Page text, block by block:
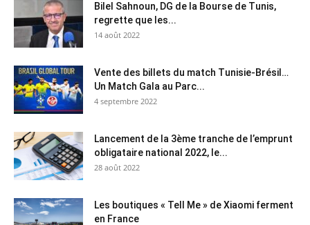
Bilel Sahnoun, DG de la Bourse de Tunis,
regrette que les...
14 août 2022
Vente des billets du match Tunisie-Brésil…
Un Match Gala au Parc...
4 septembre 2022
Lancement de la 3ème tranche de l’emprunt
obligataire national 2022, le...
28 août 2022
Les boutiques « Tell Me » de Xiaomi ferment
en France